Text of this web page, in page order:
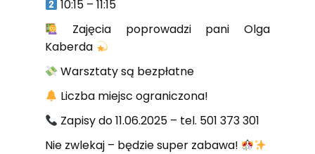
10:15 – 11:15
Zajęcia poprowadzi pani Olga
Kaberda
Warsztaty są bezpłatne
Liczba miejsc ograniczona!
Zapisy do 11.06.2025 – tel. 501 373 301
Nie zwlekaj – będzie super zabawa!